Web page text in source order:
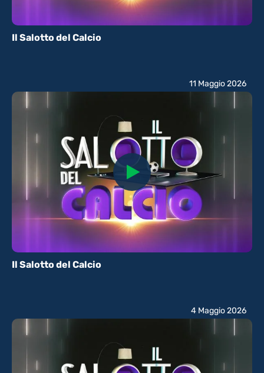
Il Salotto del Calcio
Il Salotto del Calcio
11 Maggio 2026
4 Maggio 2026